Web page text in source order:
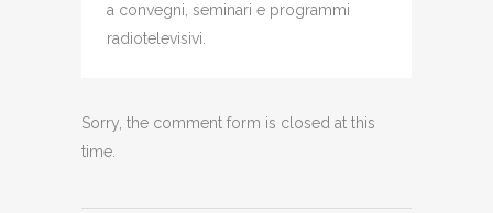
a convegni, seminari e programmi
radiotelevisivi.
Sorry, the comment form is closed at this
time.